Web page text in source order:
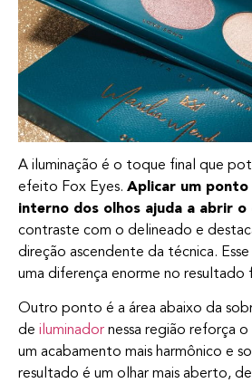
A iluminação é o toque final que
efeito Fox Eyes. Aplicar um
interno dos olhos ajuda a abrir o
contraste com o delineado e
direção ascendente da técnica.
uma diferença enorme no resultado
Outro ponto é a área abaixo da
de iluminador nessa região reforça
um acabamento mais harmônico e
resultado é um olhar mais aberto,